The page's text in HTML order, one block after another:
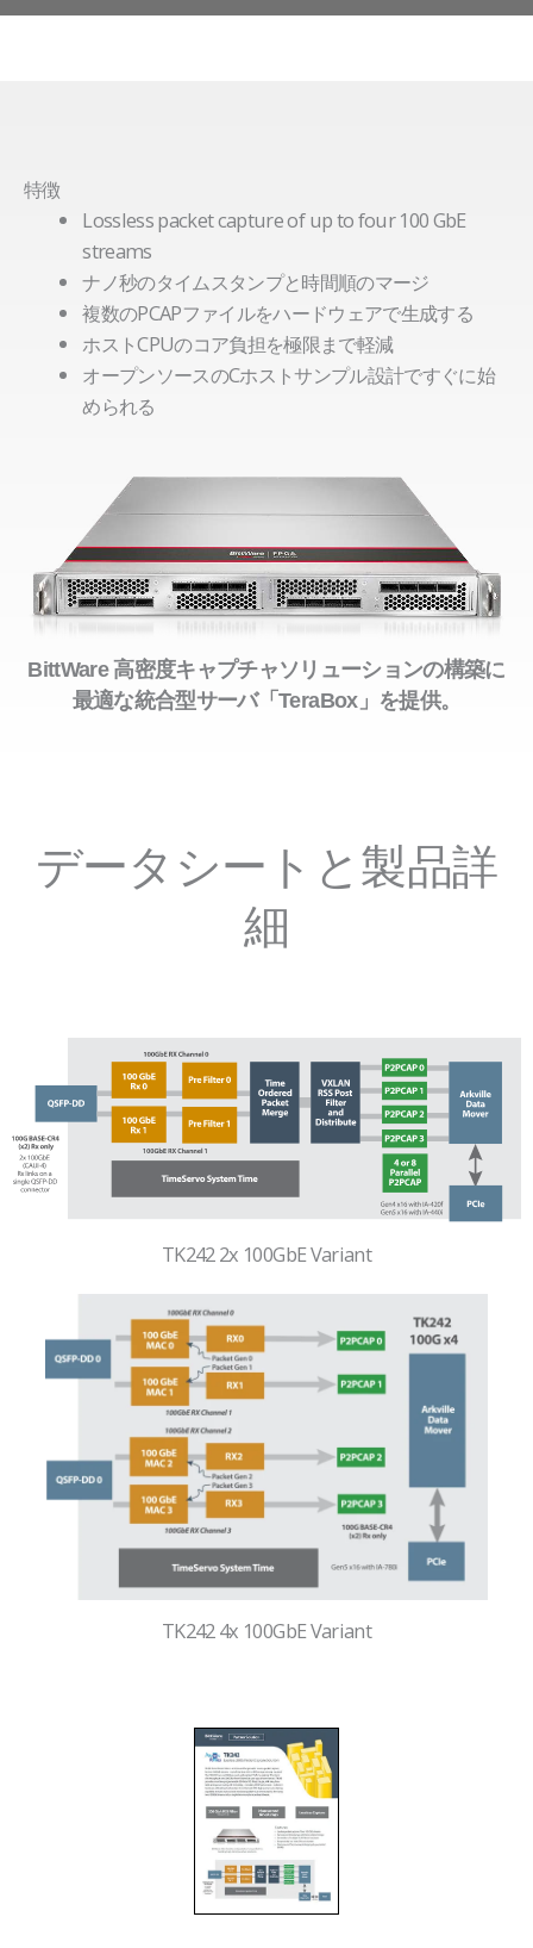
特徴
Lossless packet capture of up to four 100 GbE
streams
ナノ秒のタイムスタンプと時間順のマージ
複数のPCAPファイルをハードウェアで生成する
ホストCPUのコア負担を極限まで軽減
オープンソースのCホストサンプル設計ですぐに始
められる
BittWare 高密度キャプチャソリューションの構築に
最適な統合型サーバ「TeraBox」を提供。
データシートと製品詳
細
TK242 2x 100GbE Variant
TK242 4x 100GbE Variant